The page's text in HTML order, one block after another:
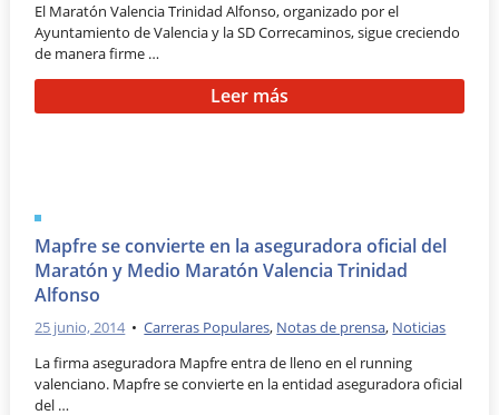
El Maratón Valencia Trinidad Alfonso, organizado por el
Ayuntamiento de Valencia y la SD Correcaminos, sigue creciendo
de manera firme …
Leer más
Mapfre se convierte en la aseguradora oficial del
Maratón y Medio Maratón Valencia Trinidad
Alfonso
25 junio, 2014 •Carreras Populares, Notas de prensa, Noticias
La firma aseguradora Mapfre entra de lleno en el running
valenciano. Mapfre se convierte en la entidad aseguradora oficial
del …